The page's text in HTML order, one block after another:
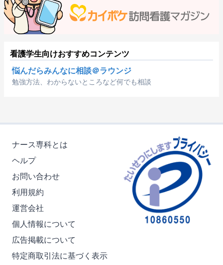
看護学生向けおすすめコンテンツ
悩んだらみんなに相談＠ラウンジ
勉強方法、わからないところなど何でも相談
ナース専科とは
ヘルプ
お問い合わせ
利用規約
運営会社
個人情報について
広告掲載について
特定商取引法に基づく表示